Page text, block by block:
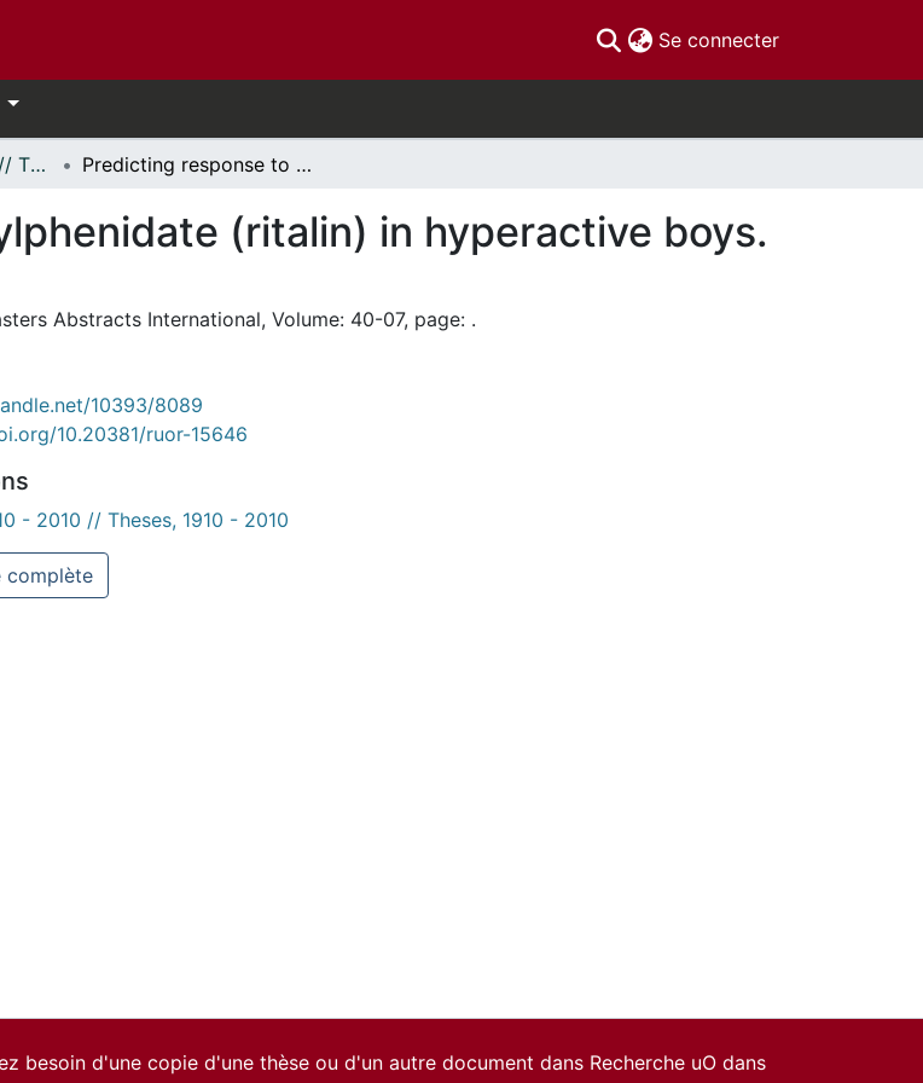
Se connecter(current)
Thèses, 1910 - 2010 // Theses, 1910 - 2010 Predicting response to methylphenidate (ritalin) in hyperactive boys.
(ritalin) in hyperactive boys.
Abstracts International, Volume: 40-07, page: .
10393/8089
10.20381/ruor-15646
- 2010 // Theses, 1910 - 2010
complète
besoin d'une copie d'une thèse ou d'un autre document dans Recherche uO dans